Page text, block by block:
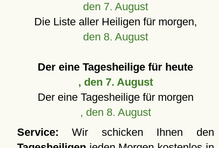
den 7. August
Die Liste aller Heiligen für morgen,
den 8. August
Der eine Tagesheilige für heute
, den 7. August
Der eine Tagesheilige für morgen
, den 8. August
Service: Wir schicken Ihnen den